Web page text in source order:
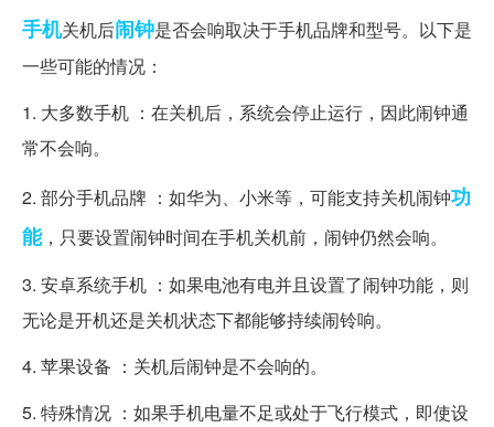
手机关机后闹钟是否会响取决于手机品牌和型号。以下是
一些可能的情况：
1. 大多数手机 ：在关机后，系统会停止运行，因此闹钟通
常不会响。
2. 部分手机品牌 ：如华为、小米等，可能支持关机闹钟功
能，只要设置闹钟时间在手机关机前，闹钟仍然会响。
3. 安卓系统手机 ：如果电池有电并且设置了闹钟功能，则
无论是开机还是关机状态下都能够持续闹铃响。
4. 苹果设备 ：关机后闹钟是不会响的。
5. 特殊情况 ：如果手机电量不足或处于飞行模式，即使设